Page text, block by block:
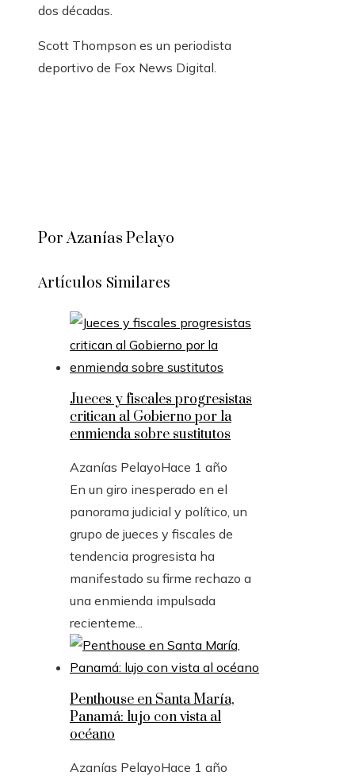
dos décadas.
Scott Thompson es un periodista
deportivo de Fox News Digital.
Por Azanías Pelayo
Artículos Similares
Jueces y fiscales progresistas
critican al Gobierno por la
enmienda sobre sustitutos
Azanías PelayoHace 1 año
En un giro inesperado en el
panorama judicial y político, un
grupo de jueces y fiscales de
tendencia progresista ha
manifestado su firme rechazo a
una enmienda impulsada
recienteme...
Penthouse en Santa María,
Panamá: lujo con vista al
océano
Azanías PelayoHace 1 año